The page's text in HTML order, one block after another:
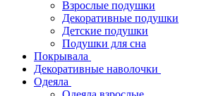
Взрослые подушки
Декоративные подушки
Детские подушки
Подушки для сна
Покрывала
Декоративные наволочки
Одеяла